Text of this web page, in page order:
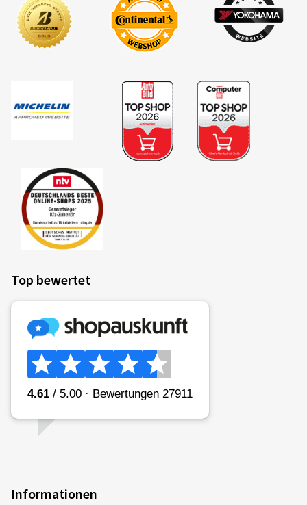
Top bewertet
Informationen